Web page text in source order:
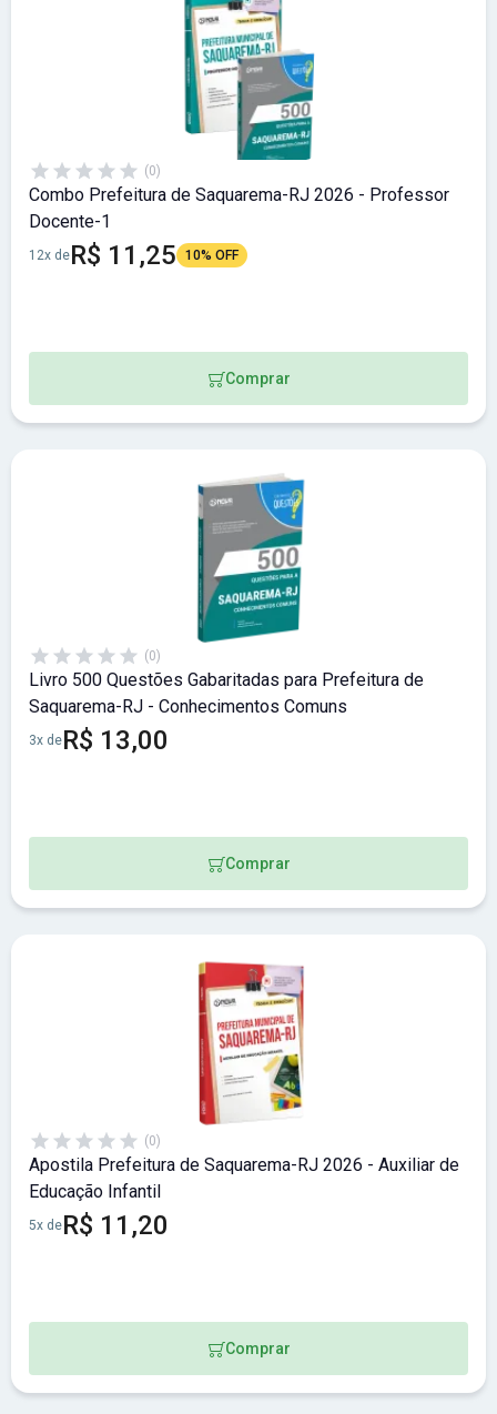
(0)
Combo Prefeitura de Saquarema-RJ 2026 - Professor
Docente-1
12x deR$ 11,25 10% OFF
Comprar
(0)
Livro 500 Questões Gabaritadas para Prefeitura de
Saquarema-RJ - Conhecimentos Comuns
3x deR$ 13,00
Comprar
(0)
Apostila Prefeitura de Saquarema-RJ 2026 - Auxiliar de
Educação Infantil
5x deR$ 11,20
Comprar